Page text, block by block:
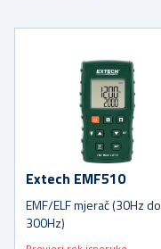
Extech EMF510
EMF/ELF mjerač (30Hz do
300Hz)